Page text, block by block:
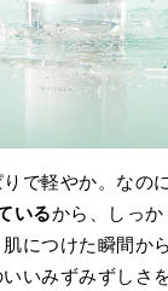
で軽やか。なのに
いるから、しっ
につけた瞬間か
いみずみずしさ